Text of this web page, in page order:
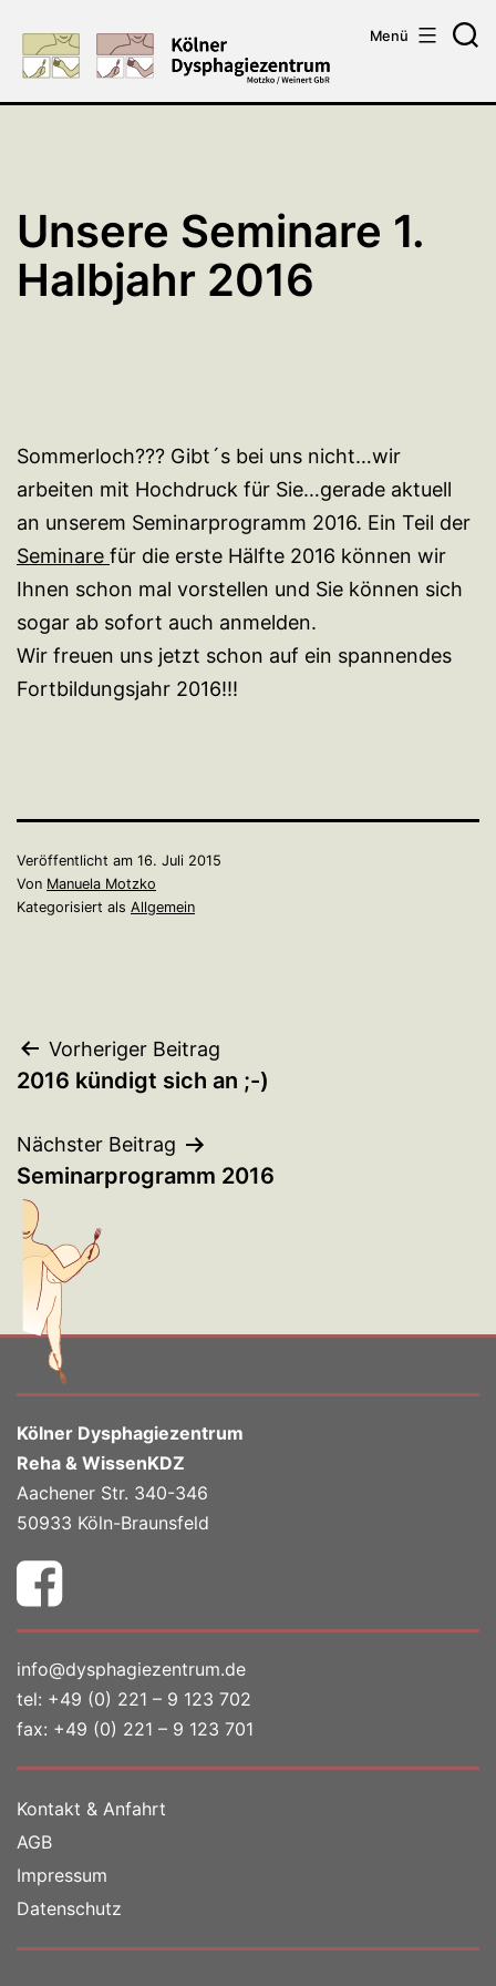
Inhalt
springen
Menü
Unsere Seminare 1.
Halbjahr 2016
Sommerloch??? Gibt´s bei uns nicht…wir
arbeiten mit Hochdruck für Sie…gerade aktuell
an unserem Seminarprogramm 2016. Ein Teil der
Seminare für die erste Hälfte 2016 können wir
Ihnen schon mal vorstellen und Sie können sich
sogar ab sofort auch anmelden.
Wir freuen uns jetzt schon auf ein spannendes
Fortbildungsjahr 2016!!!
Veröffentlicht am 16. Juli 2015
Von Manuela Motzko
Kategorisiert als Allgemein
Beitragsnavigation
Vorheriger Beitrag
2016 kündigt sich an ;-)
Nächster Beitrag
Seminarprogramm 2016
Kölner Dysphagiezentrum
Reha & WissenKDZ
Aachener Str. 340-346
50933 Köln-Braunsfeld
info@dysphagiezentrum.de
tel: +49 (0) 221 – 9 123 702
fax: +49 (0) 221 – 9 123 701
Kontakt & Anfahrt
AGB
Impressum
Datenschutz